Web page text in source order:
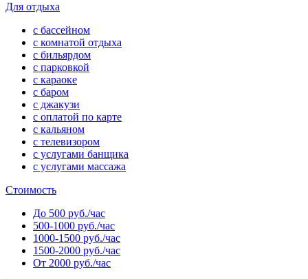
Для отдыха
с бассейном
с комнатой отдыха
с бильярдом
с парковкой
с караоке
с баром
с джакузи
с оплатой по карте
с кальяном
с телевизором
с услугами банщика
с услугами массажа
Стоимость
До 500 руб./час
500-1000 руб./час
1000-1500 руб./час
1500-2000 руб./час
От 2000 руб./час